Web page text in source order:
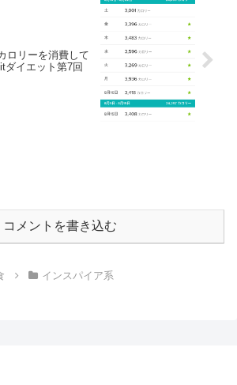
ロリーを消費して
ダイエット第7回
コメントを書き込む
インスパイア系